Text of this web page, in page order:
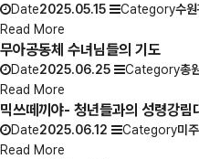
Date2025.05.15 Category수
Read More
무아공동체 수녀님들의 기도
Date2025.06.25 Category총
Read More
믹쓰떼끼야- 청년들과의 성령강림
Date2025.06.12 Category미
Read More